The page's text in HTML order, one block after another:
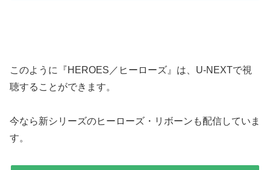
このように『HEROES／ヒーローズ』は、U-NEXTで視
聴することができます。
今なら新シリーズのヒーローズ・リボーンも配信していま
す。